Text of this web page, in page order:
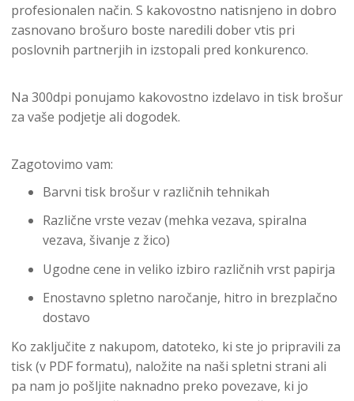
profesionalen način. S kakovostno natisnjeno in dobro
zasnovano brošuro boste naredili dober vtis pri
poslovnih partnerjih in izstopali pred konkurenco.
Na 300dpi ponujamo kakovostno izdelavo in tisk brošur
za vaše podjetje ali dogodek.
Zagotovimo vam:
Barvni tisk brošur v različnih tehnikah
Različne vrste vezav (mehka vezava, spiralna
vezava, šivanje z žico)
Ugodne cene in veliko izbiro različnih vrst papirja
Enostavno spletno naročanje, hitro in brezplačno
dostavo
Ko zaključite z nakupom, datoteko, ki ste jo pripravili za
tisk (v PDF formatu), naložite na naši spletni strani ali
pa nam jo pošljite naknadno preko povezave, ki jo